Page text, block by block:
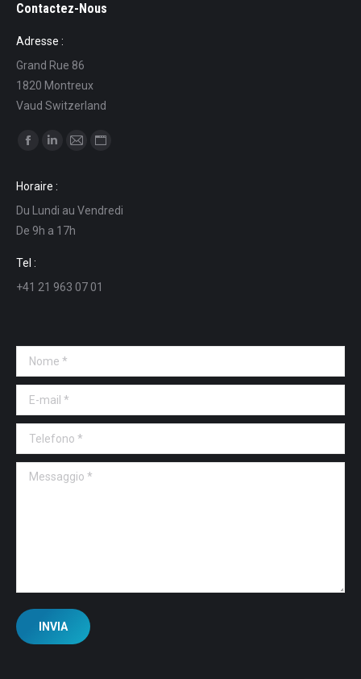
Contactez-Nous
Adresse :
Grand Rue 86
1820 Montreux
Vaud Switzerland
Ci puoi trovare su:
opens
in
new
window
opens
in
new
in
opens
Horaire :
Du Lundi au Vendredi
De 9h a 17h
Tel :
+41 21 963 07 01
Nome *
E-mail *
Telefono *
Messaggio *
INVIA